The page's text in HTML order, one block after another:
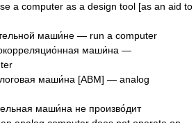
a computer as a design tool [as an aid to
маши́не — run a computer
маши́на —
маши́на [АВМ] — analog
маши́на не произво́дит